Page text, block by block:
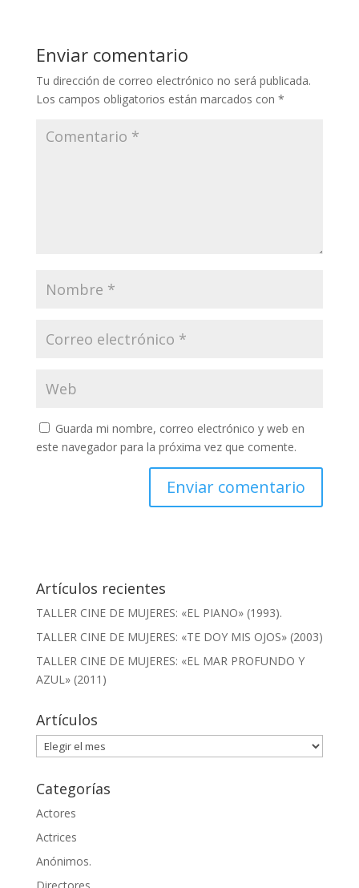
Enviar comentario
Tu dirección de correo electrónico no será publicada.
Los campos obligatorios están marcados con *
Guarda mi nombre, correo electrónico y web en
este navegador para la próxima vez que comente.
Artículos recientes
TALLER CINE DE MUJERES: «EL PIANO» (1993).
TALLER CINE DE MUJERES: «TE DOY MIS OJOS» (2003)
TALLER CINE DE MUJERES: «EL MAR PROFUNDO Y
AZUL» (2011)
Artículos
Artículos
Categorías
Actores
Actrices
Anónimos.